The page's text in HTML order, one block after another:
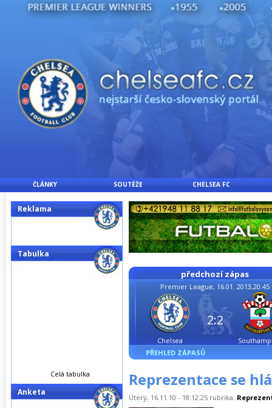
ČLÁNKY SOUTĚŽE CHELSEA FC
předchozí zápas
Premier League, 16.01. 2013,20:45
Chelsea
2:2
PŘEHLED ZÁPASŮ
Reprezentace se
Úterý, 16.11.10 - 18:12:25 rubrika:
Reklama
Tabulka
Celá tabulka
Anketa